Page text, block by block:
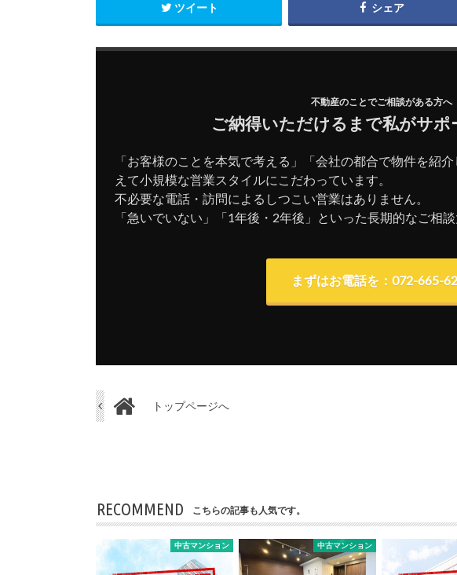
ツイート シェア
不動産のことでご相談がある方へ
ご納得いただけるまで私がサポ
「お客様のことを本気で考える」「会社の都合で物件を紹
えて小規模な営業スタイルにこだわっています。
不必要な電話・訪問によるしつこい営業はありません。
「急いでいない」「1年後・2年後」といった長期的なご相談
まずはお電話を：072-665-
トップページへ
RECOMMEND こちらの記事も人気です。
中古マンション 中古マンション